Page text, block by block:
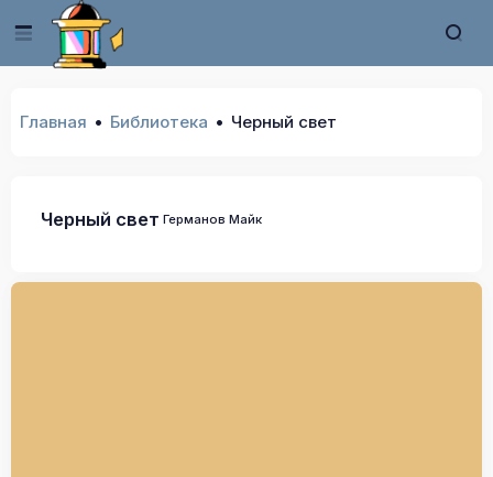
Главная Библиотека Черный свет
Черный свет Германов Майк